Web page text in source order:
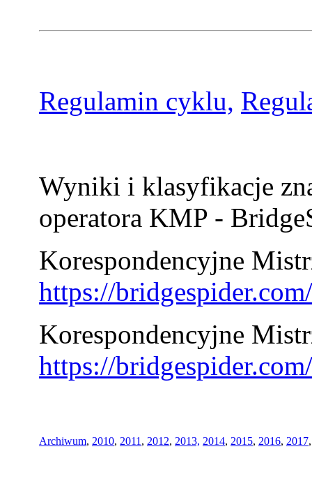
Regulamin cyklu,
Wyniki i klasyfikacje
operatora KMP -
Korespondencyjne
https://
Korespondencyjne
https://
Archiwum, 2010, 2011 , 2012, 2013, 2014, 2015, 2016, 2017